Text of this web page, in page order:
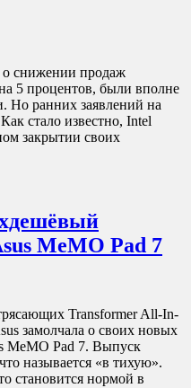
о снижении продаж
5 процентов, были вполне
Но ранних заявлений на
стало известно, Intel
закрытии своих
MeMO Pad 7
Transformer All-In-
замолчала о своих новых
MeMO Pad 7. Выпуск
называется «в тихую».
становится нормой в